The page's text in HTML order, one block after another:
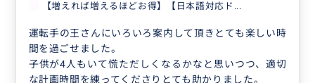
【増えれば増えるほどお得】【日本語対応ド...
運転手の王さんにいろいろ案内して頂きとても楽しい時
間を過ごせました。
子供が4人もいて慌ただしくなるかなと思いつつ、適切
な計画時間を練ってくださりとても助かりました。